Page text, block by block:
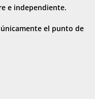
e independiente.
el punto de